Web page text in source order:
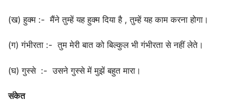
(ख) हुक्म :- मैंने तुम्हें यह हुक्म दिया है , तुम्हें यह काम करना होगा।
(ग) गंभीरता :- तुम मेरी बात को बिल्कुल भी गंभीरता से नहीं लेते।
(घ) गुस्से :- उसने गुस्से में मुझें बहुत मारा।
संकेत